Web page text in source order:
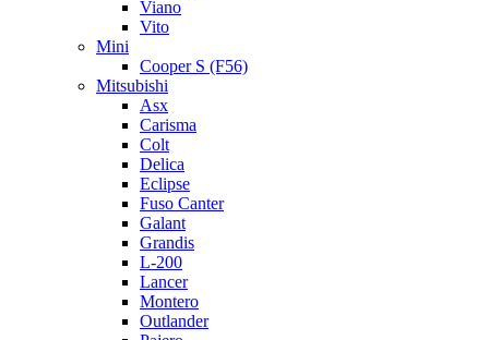
Viano
Vito
Mini
Cooper S (F56)
Mitsubishi
Asx
Carisma
Colt
Delica
Eclipse
Fuso Canter
Galant
Grandis
L-200
Lancer
Montero
Outlander